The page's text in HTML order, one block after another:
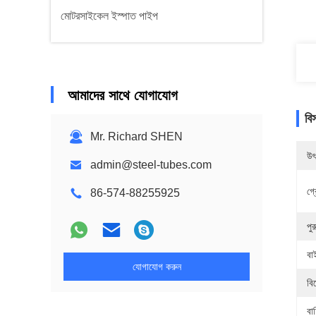
মোটরসাইকেল ইস্পাত পাইপ
আমাদের সাথে যোগাযোগ
Mr. Richard SHEN
admin@steel-tubes.com
86-574-88255925
যোগাযোগ করুন